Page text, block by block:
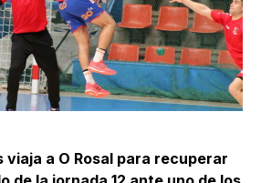
viaja a O Rosal para recuperar